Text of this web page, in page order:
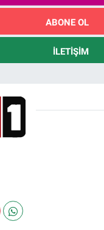
ABONE OL
İLETIŞIM